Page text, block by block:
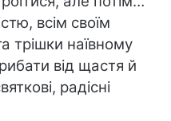
всім своїм
трішки наївному
від щастя й
радісні